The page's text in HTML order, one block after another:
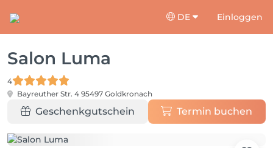
DE Einloggen
Salon Luma
4
Bayreuther Str. 4 95497 Goldkronach
Geschenkgutschein Termin buchen